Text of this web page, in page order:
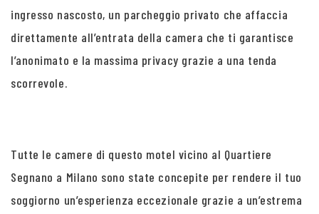
ingresso nascosto, un parcheggio privato che affaccia
direttamente all’entrata della camera che ti garantisce
l’anonimato e la massima privacy grazie a una tenda
scorrevole.
Tutte le camere di questo motel vicino al Quartiere
Segnano a Milano sono state concepite per rendere il tuo
soggiorno un’esperienza eccezionale grazie a un’estrema